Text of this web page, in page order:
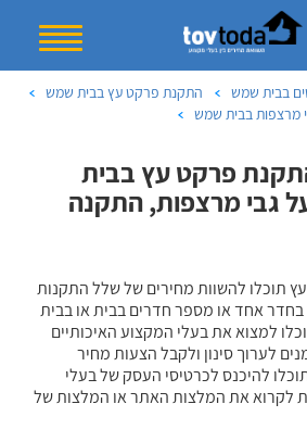
בבית שמש
התקנת פרקט עץ בבית שמש
מרצפות בבית שמש
פרקט עץ בבית
גבי מרצפות, התקנה
תוכלו להשוות מחירים של שלל התקנות
אחד או מספר חדרים בבית או בבית
למצוא את בעלי המקצוע האיכותיים
לערוך סינון ולקבל הצעות מחיר
להיכנס לכרטיסי העסק של בעלי
לקרוא את המלצות האתר או המלצות של